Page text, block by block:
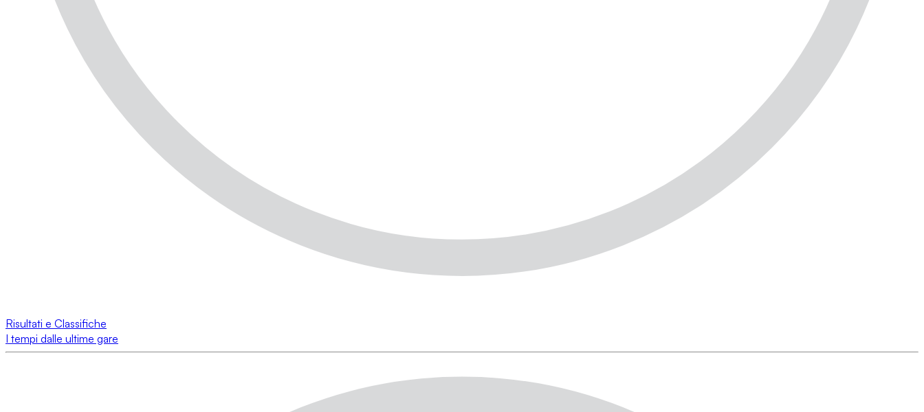
Risultati e Classifiche
I tempi dalle ultime gare